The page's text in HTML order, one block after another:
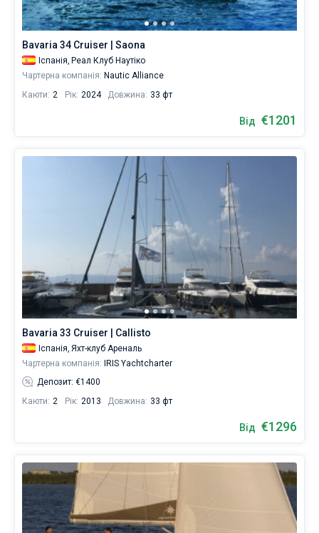
приватних
яхт,
бербоут
або
чартерів
повним
Поруч
Балеарські
острови
Канарські
острови,
Коста
Барселона
острови
острови
Бланка
Брава
Bavaria 34 Cruiser | Saona
Іспанія, Реал Клуб Наутіко
Чартерна компанія: Nautic Alliance
Каюти: 2 Рік: 2024 Довжина: 33 фт
Від €1201
Bavaria 33 Cruiser | Callisto
Іспанія, Яхт-клуб Ареналь
Чартерна компанія: IRIS Yachtcharter
Депозит: €1400
Каюти: 2 Рік: 2013 Довжина: 33 фт
Від €1296